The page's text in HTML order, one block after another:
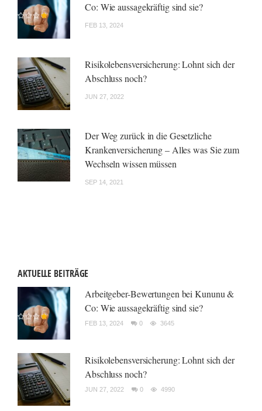
Co: Wie aussagekräftig sind sie?
FEB 13, 2024
Risikolebensversicherung: Lohnt sich der
Abschluss noch?
JUN 27, 2022
Der Weg zurück in die Gesetzliche
Krankenversicherung – Alles was Sie zum
Wechseln wissen müssen
SEP 14, 2021
AKTUELLE BEITRÄGE
Arbeitgeber-Bewertungen bei Kununu &
Co: Wie aussagekräftig sind sie?
FEB 13, 2024 0 3645
Risikolebensversicherung: Lohnt sich der
Abschluss noch?
JUN 27, 2022 0 4990